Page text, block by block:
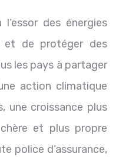
des énergies
et de protéger des
les pays à partager
action climatique
une croissance plus
et plus propre
police d’assurance,